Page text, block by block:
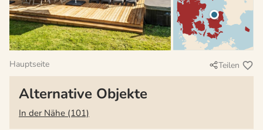
Hauptseite Teilen
Alternative Objekte
In der Nähe (101)